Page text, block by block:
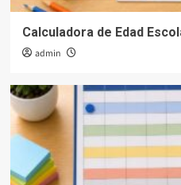
Calculadora de Edad
admin